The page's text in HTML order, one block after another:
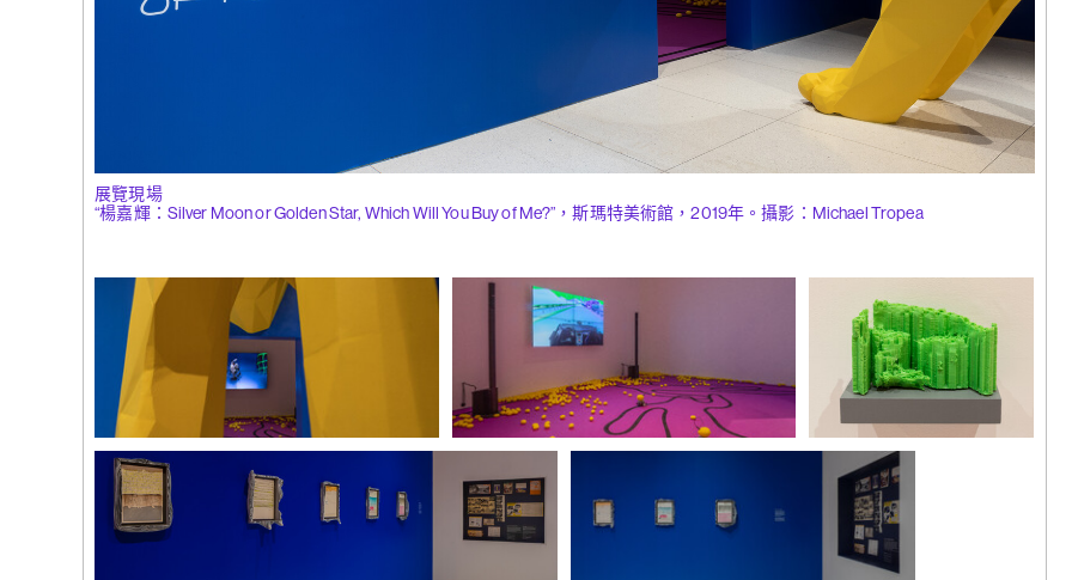
劉曉輝｜香港的
花
(261) 黃炳，《肛門耳
語》，2024
展覽現場
“楊嘉輝：Silver Moon or Golden Star, Which Will You Buy of Me?”，斯瑪特美術館，2019年。攝影：Michael Tropea
展覽現場
“楊嘉輝：Silver Moon or Golden Star, Which
Will You Buy of Me?”，斯瑪特美術館，2019
年。攝影：Michael Tropea
展覽現場
Will You Buy of Me?”，斯瑪特美術館，2019
年。攝影：Michael Tropea
展覽現場
“楊嘉輝：Silver Moon or
Golden Star, Which Will You Buy
of Me?”，斯瑪特美術館，
2019年。攝影：Michael
Tropea